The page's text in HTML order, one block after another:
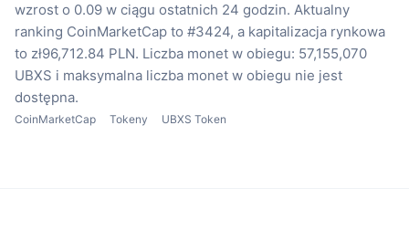
wzrost o 0.09 w ciągu ostatnich 24 godzin. Aktualny
ranking CoinMarketCap to #3424, a kapitalizacja rynkowa
to zł96,712.84 PLN. Liczba monet w obiegu: 57,155,070
UBXS i maksymalna liczba monet w obiegu nie jest
dostępna.
CoinMarketCap Tokeny UBXS Token